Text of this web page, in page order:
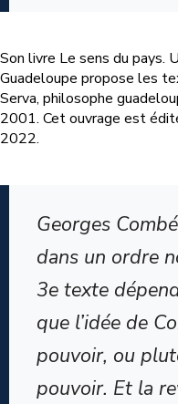
Son livre Le sens du pays.
Guadeloupe propose les
Serva, philosophe
2001. Cet ouvrage est
2022.
Georges
dans un ordre
3e texte
que l’idée de
pouvoir, ou
pouvoir. Et la